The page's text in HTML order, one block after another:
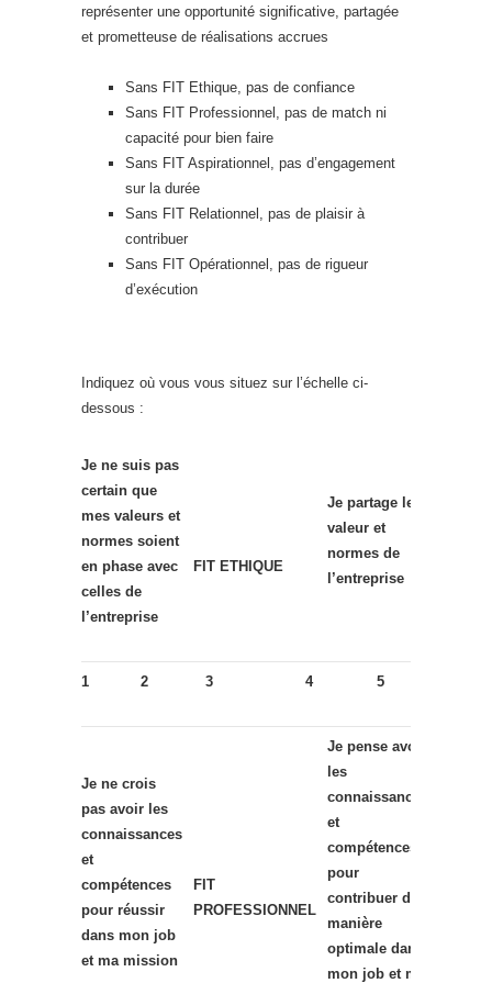
représenter une opportunité significative, partagée
et prometteuse de réalisations accrues
Sans FIT Ethique, pas de confiance
Sans FIT Professionnel, pas de match ni
capacité pour bien faire
Sans FIT Aspirationnel, pas d’engagement
sur la durée
Sans FIT Relationnel, pas de plaisir à
contribuer
Sans FIT Opérationnel, pas de rigueur
d’exécution
Indiquez où vous vous situez sur l’échelle ci-
dessous :
Je ne suis pas
certain que
mes valeurs et
normes soient
en phase avec
celles de
l’entreprise
FIT ETHIQUE
Je partage les
valeur et
normes de
l’entreprise
1 2 3 4 5
Je ne crois
pas avoir les
connaissances
et
compétences
pour réussir
dans mon job
et ma mission
FIT
PROFESSIONNEL
Je pense avoir
les
connaissances
et
compétences
pour
contribuer de
manière
optimale dans
mon job et ma